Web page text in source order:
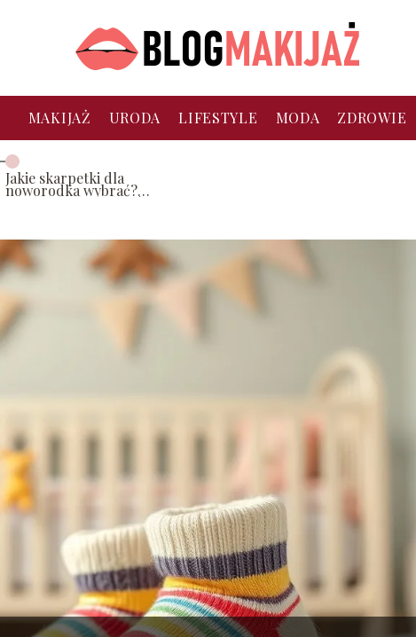
MAKIJAŻ URODA LIFESTYLE MODA ZDROWIE
Jakie skarpetki dla
noworodka wybrać?
Poradnik dla rodziców